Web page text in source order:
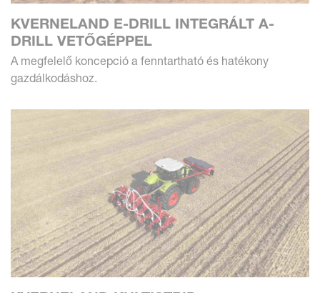
KVERNELAND E-DRILL INTEGRÁLT A-
DRILL VETŐGÉPPEL
A megfelelő koncepció a fenntartható és hatékony
gazdálkodáshoz.